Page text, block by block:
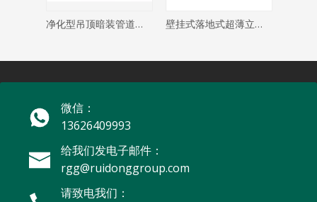
净化型吊顶暗装管道式风机盘管机组冷冻水 壁挂式落地式超薄立式风机盘管
微信：
13626409993
给我们发电子邮件：
rgg@ruidonggroup.com
请致电我们：